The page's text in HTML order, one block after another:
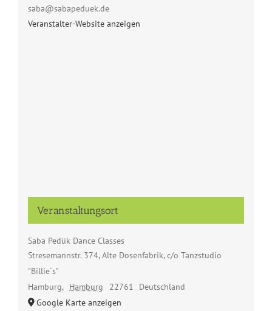
saba@sabapeduek.de
Veranstalter-Website anzeigen
Veranstaltungsort
Saba Pedük Dance Classes
Stresemannstr. 374, Alte Dosenfabrik, c/o Tanzstudio
"Billie´s"
Hamburg, Hamburg 22761
Deutschland
Google Karte anzeigen